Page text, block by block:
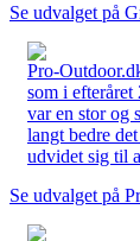
Se udvalget på
Pro-
som i
var en stor og
langt bedre
udvidet sig til
Se udvalget på